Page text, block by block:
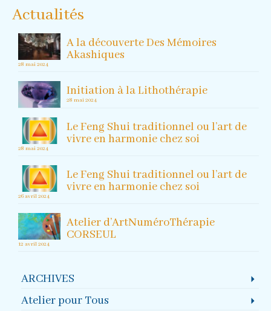
Actualités
A la découverte Des Mémoires
Akashiques
28 mai 2024
Initiation à la Lithothérapie
28 mai 2024
Le Feng Shui traditionnel ou l’art de
vivre en harmonie chez soi
28 mai 2024
Le Feng Shui traditionnel ou l’art de
vivre en harmonie chez soi
26 avril 2024
Atelier d’ArtNuméroThérapie
CORSEUL
12 avril 2024
ARCHIVES
Atelier pour Tous